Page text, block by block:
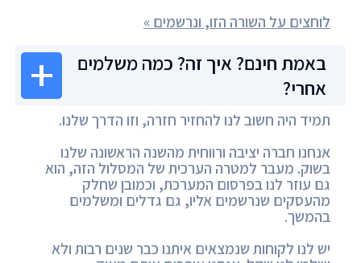
לוחצים על השורה הזו, ונרשמים »
באמת חינם? איך זה? כמה משלמים
אחרי?
תמיד היה חשוב לנו להחזיר חזרה, וזו הדרך שלנו.
אנחנו חברה יציבה ורווחית מהשנה הראשונה שלנו
בשוק. מעבר למטרה הערכית של המסלול הזה, הוא
גם עוזר לנו בפרסום המערכת, וכמובן שחלק
מהעסקים שנרשמים אליו, גם גדלים ומשלמים
בהמשך.
יש לנו לקוחות שנמצאים איתנו כבר שנים רבות ולא